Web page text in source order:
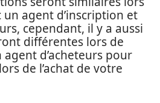
un agent d’inscription et
cependant, il y a aussi
différentes lors de
agent d’acheteurs pour
de l’achat de votre